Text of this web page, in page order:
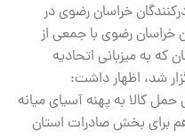
خراسان رضوی در
رضوی با جمعی از
به میزبانی اتحادیه
شد، اظهار داشت:
کالا به پهنه آسیای میانه
برای بخش صادرات استان